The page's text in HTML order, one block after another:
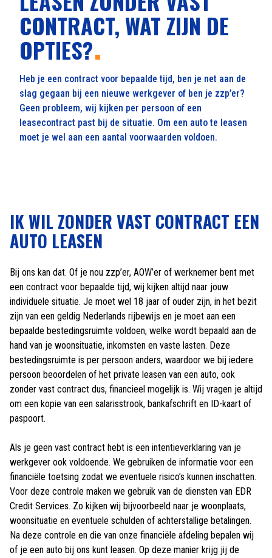
CONTRACT, WAT ZIJN DE
OPTIES?
Heb je een contract voor bepaalde tijd, ben je net aan de
slag gegaan bij een nieuwe werkgever of ben je zzp’er?
Geen probleem, wij kijken per persoon of een
leasecontract past bij de situatie. Om een auto te leasen
moet je wel aan een aantal voorwaarden voldoen.
IK WIL ZONDER VAST CONTRACT EEN
AUTO LEASEN
Bij ons kan dat. Of je nou zzp’er, AOW’er of werknemer bent met
een contract voor bepaalde tijd, wij kijken altijd naar jouw
individuele situatie. Je moet wel 18 jaar of ouder zijn, in het bezit
zijn van een geldig Nederlands rijbewijs en je moet aan een
bepaalde bestedingsruimte voldoen, welke wordt bepaald aan de
hand van je woonsituatie, inkomsten en vaste lasten. Deze
bestedingsruimte is per persoon anders, waardoor we bij iedere
persoon beoordelen of het private leasen van een auto, ook
zonder vast contract dus, financieel mogelijk is. Wij vragen je altijd
om een kopie van een salarisstrook, bankafschrift en ID-kaart of
paspoort.
Als je geen vast contract hebt is een intentieverklaring van je
werkgever ook voldoende. We gebruiken de informatie voor een
financiële toetsing zodat we eventuele risico’s kunnen inschatten.
Voor deze controle maken we gebruik van de diensten van EDR
Credit Services. Zo kijken wij bijvoorbeeld naar je woonplaats,
woonsituatie en eventuele schulden of achterstallige betalingen.
Na deze controle en die van onze financiële afdeling bepalen wij
of je een auto bij ons kunt leasen. Op deze manier krijg jij de